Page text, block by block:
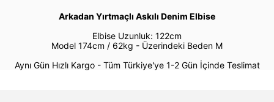
Arkadan Yırtmaçlı Askılı Denim Elbise
Elbise Uzunluk: 122cm
Model 174cm / 62kg - Üzerindeki Beden M
Aynı Gün Hızlı Kargo - Tüm Türkiye'ye 1-2 Gün İçinde Teslimat